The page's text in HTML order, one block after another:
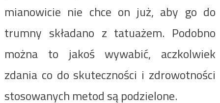
mianowicie nie chce on już, aby go do
trumny składano z tatuażem. Podobno
można to jakoś wywabić, aczkolwiek
zdania co do skuteczności i zdrowotności
stosowanych metod są podzielone.